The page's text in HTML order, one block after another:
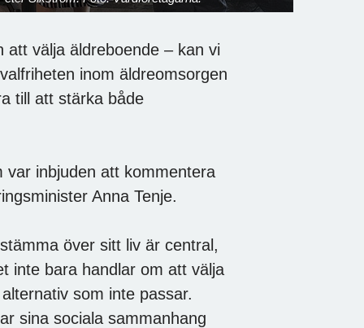
välja äldreboende – kan vi
inom äldreomsorgen
till att stärka både
var inbjuden att kommentera
Anna Tenje.
över sitt liv är central,
inte bara handlar om att välja
som inte passar.
sina sociala sammanhang